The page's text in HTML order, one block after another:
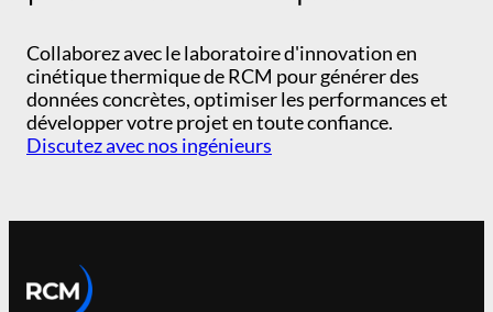
Collaborez avec le laboratoire d'innovation en
cinétique thermique de RCM pour générer des
données concrètes, optimiser les performances et
développer votre projet en toute confiance.
Discutez avec nos ingénieurs